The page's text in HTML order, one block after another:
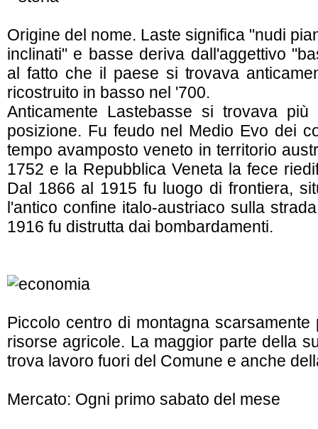
Origine del nome. Laste significa "nudi
inclinati" e basse deriva dall'aggettivo
al fatto che il paese si trovava
ricostruito in basso nel '700.
Anticamente Lastebasse si trovava più
posizione. Fu feudo nel Medio Evo dei
tempo avamposto veneto in territorio
1752 e la Repubblica Veneta la fece
Dal 1866 al 1915 fu luogo di frontiera,
l'antico confine italo-austriaco sulla
1916 fu distrutta dai bombardamenti.
Piccolo centro di montagna scarsamente
risorse agricole. La maggior parte della
trova lavoro fuori del Comune e anche
Mercato: Ogni primo sabato del mese